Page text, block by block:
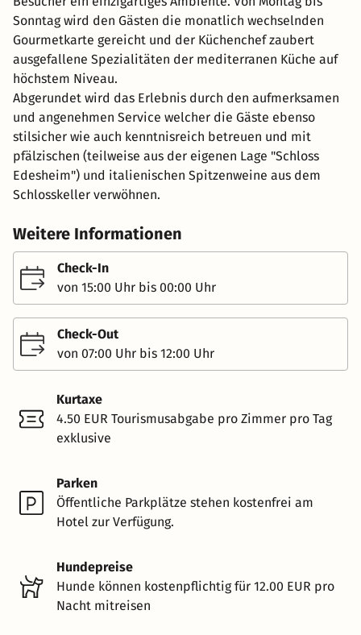
Sonntag wird den Gästen die monatlich wechselnden
Gourmetkarte gereicht und der Küchenchef zaubert
ausgefallene Spezialitäten der mediterranen Küche auf
höchstem Niveau.
Abgerundet wird das Erlebnis durch den aufmerksamen
und angenehmen Service welcher die Gäste ebenso
stilsicher wie auch kenntnisreich betreuen und mit
pfälzischen (teilweise aus der eigenen Lage "Schloss
Edesheim") und italienischen Spitzenweine aus dem
Schlosskeller verwöhnen.
Weitere Informationen
Check-In
von 15:00 Uhr bis 00:00 Uhr
Check-Out
von 07:00 Uhr bis 12:00 Uhr
Kurtaxe
4.50 EUR Tourismusabgabe pro Zimmer pro Tag
exklusive
Parken
Öffentliche Parkplätze stehen kostenfrei am
Hotel zur Verfügung.
Hundepreise
Hunde können kostenpflichtig für 12.00 EUR pro
Nacht mitreisen